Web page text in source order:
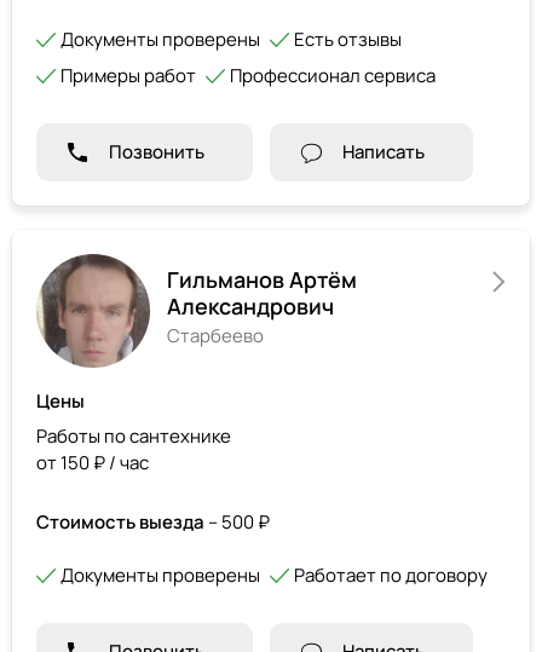
Документы проверены
Есть отзывы
Примеры работ
Профессионал сервиса
Позвонить Написать
Гильманов Артём
Александрович
Старбеево
Цены
Работы по сантехнике
от 150 ₽ / час
Стоимость выезда – 500 ₽
Документы проверены Работает по договору